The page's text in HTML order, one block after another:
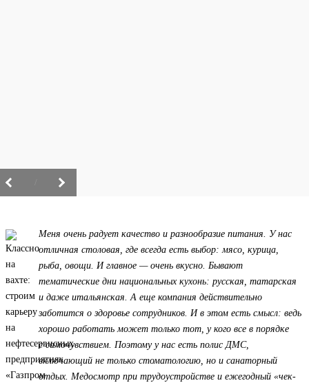
Меня очень радует качество и разнообразие питания. У нас
отличная столовая, где всегда есть выбор: мясо, курица,
рыба, овощи. И главное — очень вкусно. Бывают
тематические дни национальных кухонь: русская, татарская
и даже итальянская. А еще компания действительно
заботится о здоровье сотрудников. И в этом есть смысл: ведь
хорошо работать может только тот, у кого все в порядке
с самочувствием. Поэтому у нас есть полис ДМС,
включающий не только стоматологию, но и санаторный
отдых. Медосмотр при трудоустройстве и ежегодный «чек-